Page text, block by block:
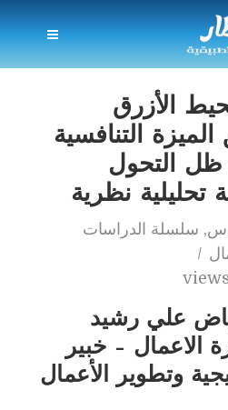
الأزرق
التنافسية
ظل التحول
تحليلية نظرية
, سلسلة الدراسات
علي رشيد
الاعمال – خبير
وتطوير الأعمال